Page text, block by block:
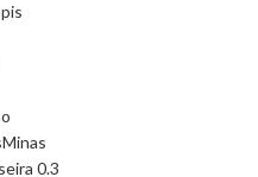
Minas
0.3